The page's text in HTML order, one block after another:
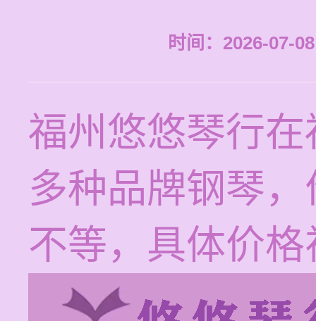
时间：2026-07-
福州悠悠琴行
多种品牌钢琴
不等，具体价